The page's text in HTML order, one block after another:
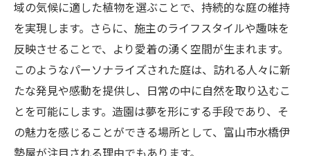
域の気候に適した植物を選ぶことで、持続的な庭の維持
を実現します。さらに、施主のライフスタイルや趣味を
反映させることで、より愛着の湧く空間が生まれます。
このようなパーソナライズされた庭は、訪れる人々に新
たな発見や感動を提供し、日常の中に自然を取り込むこ
とを可能にします。造園は夢を形にする手段であり、そ
の魅力を感じることができる場所として、富山市水橋伊
勢屋が注目される理由でもあります。